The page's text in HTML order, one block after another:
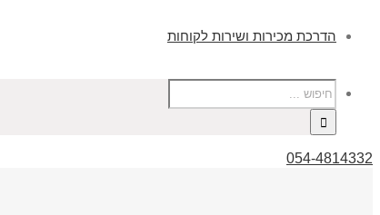
הדרכת מכירות ושירות לקוחות
054-4814332